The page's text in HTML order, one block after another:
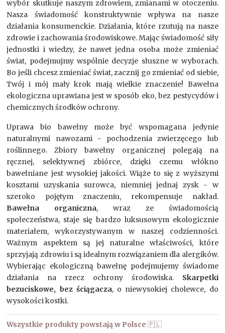
wybór skutkuje naszym zdrowiem, zmianami w otoczeniu.
Nasza świadomość konstruktywnie wpływa na nasze
działania konsumenckie. Działania, które rzutują na nasze
zdrowie i zachowania środowiskowe. Mając świadomość siły
jednostki i wiedzy, że nawet jedna osoba może zmieniać
świat, podejmujmy wspólnie decyzje słuszne w wyborach.
Bo jeśli chcesz zmieniać świat, zacznij go zmieniać od siebie,
Twój i mój mały krok mają wielkie znaczenie! Bawełna
ekologiczna uprawiana jest w sposób eko, bez pestycydów i
chemicznych środków ochrony.
Uprawa bio bawełny może być wspomagana jedynie
naturalnymi nawozami - pochodzenia zwierzęcego lub
roślinnego. Zbiory bawełny organicznej polegają na
ręcznej, selektywnej zbiórce, dzięki czemu włókno
bawełniane jest wysokiej jakości. Wiąże to się z wyższymi
kosztami uzyskania surowca, niemniej jednaj zysk - w
szeroko pojętym znaczeniu, rekompensuje nakład.
Bawełna organiczna, wraz ze świadomością
społeczeństwa, staje się bardzo luksusowym ekologicznie
materiałem, wykorzystywanym w naszej codzienności.
Ważnym aspektem są jej naturalne właściwości, które
sprzyjają zdrowiu i są idealnym rozwiązaniem dla alergików.
Wybierając ekologiczną bawełnę podejmujemy świadome
działania na rzecz ochrony środowiska. Skarpetki
bezuciskowe, bez ściągacza, o niewysokiej cholewce, do
wysokości kostki.
Wszystkie produkty powstają w Polsce 🇵🇱